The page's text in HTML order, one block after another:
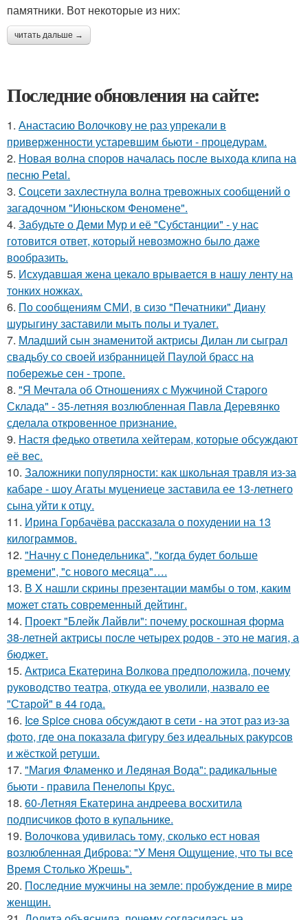
памятники. Вот некоторые из них:
читать дальше →
Последние обновления на сайте:
1. Анастасию Волочкову не раз упрекали в
приверженности устаревшим бьюти - процедурам.
2. Новая волна споров началась после выхода клипа на
песню Petal.
3. Соцсети захлестнула волна тревожных сообщений о
загадочном "Июньском Феномене".
4. Забудьте о Деми Мур и её "Субстанции" - у нас
готовится ответ, который невозможно было даже
вообразить.
5. Исхудавшая жена цекало врывается в нашу ленту на
тонких ножках.
6. По сообщениям СМИ, в сизо "Печатники" Диану
шурыгину заставили мыть полы и туалет.
7. Младший сын знаменитой актрисы Дилан ли сыграл
свадьбу со своей избранницей Паулой брасс на
побережье сен - тропе.
8. "Я Мечтала об Отношениях с Мужчиной Старого
Склада" - 35-летняя возлюбленная Павла Деревянко
сделала откровенное признание.
9. Настя федько ответила хейтерам, которые обсуждают
её вес.
10. Заложники популярности: как школьная травля из-за
кабаре - шоу Агаты муцениеце заставила ее 13-летнего
сына уйти к отцу.
11. Ирина Горбачёва рассказала о похудении на 13
килограммов.
12. "Начну с Понедельника", "когда будет больше
времени", "с нового месяца"….
13. В X нашли скрины презентации мaмбы о том, каким
может cтaть совpеменный дейтинг.
14. Проект "Блейк Лайвли": почему роскошная форма
38-летней актрисы после четырех родов - это не магия, а
бюджет.
15. Актриса Екатерина Волкова предположила, почему
руководство театра, откуда ее уволили, назвало ее
"Старой" в 44 года.
16. Ice Spice снова обсуждают в сети - на этот раз из-за
фото, где она показала фигуру без идеальных ракурсов
и жёсткой ретуши.
17. "Магия Фламенко и Ледяная Вода": радикальные
бьюти - правила Пенелопы Крус.
18. 60-Летняя Екатерина андреева восхитила
подписчиков фото в купальнике.
19. Волочкова удивилась тому, сколько ест новая
возлюбленная Диброва: "У Меня Ощущение, что ты все
Время Столько Жрешь".
20. Последние мужчины на земле: пробуждение в мире
женщин.